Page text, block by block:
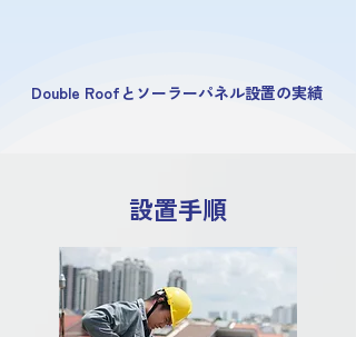
Double Roofとソーラーパネル設置の実績
設置手順